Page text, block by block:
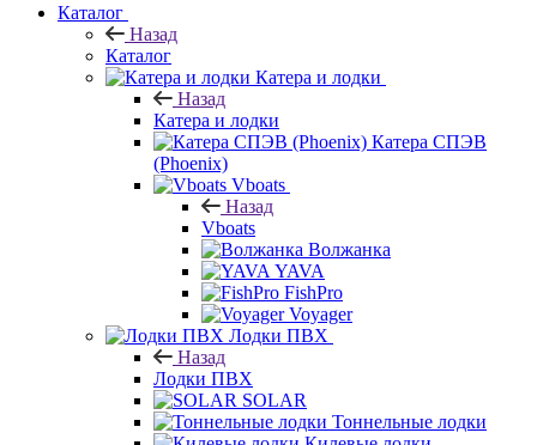
Каталог
Назад
Каталог
Катера и лодки
Назад
Катера и лодки
Катера СПЭВ
(Phoenix)
Vboats
Назад
Vboats
Волжанка
YAVA
FishPro
Voyager
Лодки ПВХ
Назад
Лодки ПВХ
SOLAR
Тоннельные лодки